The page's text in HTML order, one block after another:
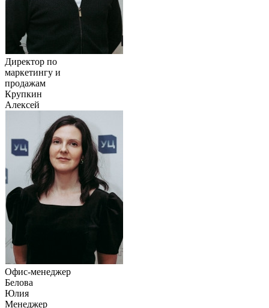
Директор по
маркетингу и
продажам
Крупкин
Алексей
Офис-менеджер
Белова
Юлия
Менеджер